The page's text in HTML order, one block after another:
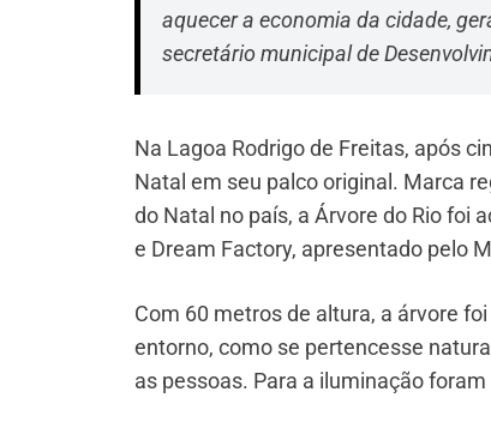
aquecer a economia da cidade,
secretário municipal de
Na Lagoa Rodrigo de Freitas, após
Natal em seu palco original. Marca
do Natal no país, a Árvore do Rio foi
e Dream Factory, apresentado pelo
Com 60 metros de altura, a árvore
entorno, como se pertencesse
as pessoas. Para a iluminação